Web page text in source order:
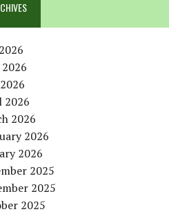
2026
2026
2026
2026
2025
2025
2025